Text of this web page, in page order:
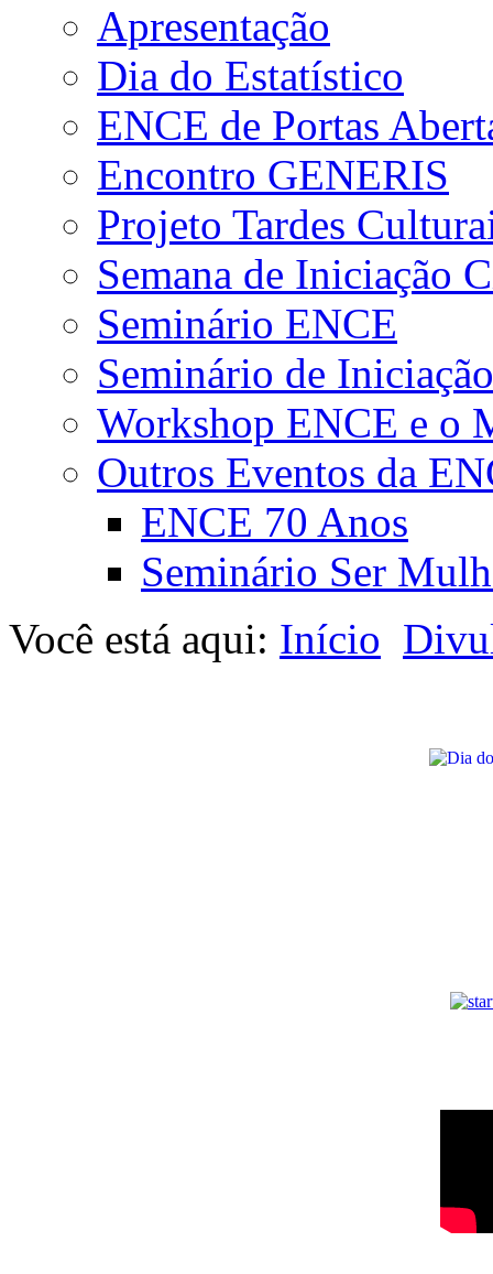
Apresentação
Dia do Estatístico
ENCE de Portas
Encontro GENERIS
Projeto Tardes
Semana de Iniciação
Seminário ENCE
Seminário de
Workshop ENCE e o
Outros Eventos da
ENCE 70 Anos
Seminário Ser
Você está aqui: Início